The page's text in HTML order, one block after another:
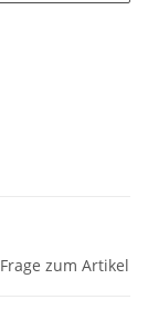
Frage zum Artikel